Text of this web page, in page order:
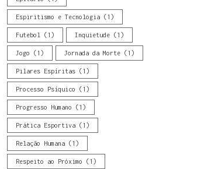
Espiritismo e Tecnologia(1)
Futebol (1) Inquietude(1)
Jogo (1) Jornada da Morte(1)
Pilares Espíritas(1)
Processo Psíquico (1)
Progresso Humano (1)
Prática Esportiva(1)
Relação Humana(1)
Respeito ao Próximo (1)